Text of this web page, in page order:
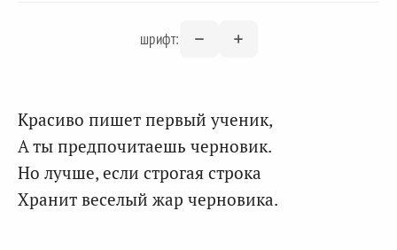
шрифт:
Красиво пишет первый ученик,
А ты предпочитаешь черновик.
Но лучше, если строгая строка
Хранит веселый жар черновика.